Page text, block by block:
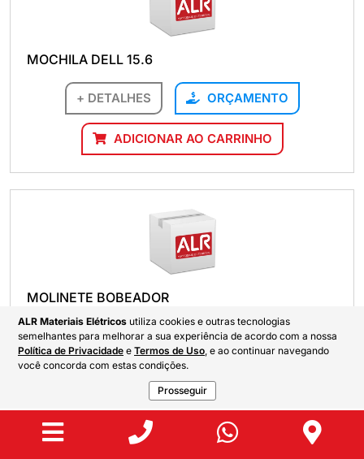
ALR Materiais Elétricos utiliza cookies e outras tecnologias
semelhantes para melhorar a sua experiência de acordo com a nossa
Política de Privacidade e Termos de Uso, e ao continuar navegando
você concorda com estas condições.
Prosseguir
MOCHILA DELL 15.6
+ DETALHES ORÇAMENTO
ADICIONAR AO CARRINHO
MOLINETE BOBEADOR
+ DETALHES ORÇAMENTO